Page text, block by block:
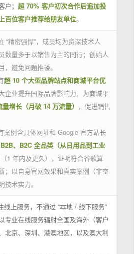
户； 超 70% 客户初次合作后追加投
百位客户推荐给朋友单位。
“精密强悍”，成员均为资深技术人
数量多于以销售为主的同行；创始人
，避免问题推诿。
超 10 个大型品牌站点和商城平台优
企业提升国际品牌影响力，为商城平
增长（月破 14 万流量） ，促进销售
案例含具体网址和 Google 官方站长
、B2C 全品类（从日用品到工业
1 年内及更久），证明符合谷歌算
；以自身官网效果和真实案例（非空
技术实力。
线上服务，不通过 “本地 / 线下服务”
专业在线服务辐射全国及海外（客户
北京、深圳、港澳地区，以及澳大利